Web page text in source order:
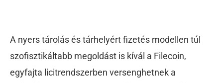
A nyers tárolás és tárhelyért fizetés modellen túl
szofisztikáltabb megoldást is kívál a Filecoin,
egyfajta licitrendszerben versenghetnek a